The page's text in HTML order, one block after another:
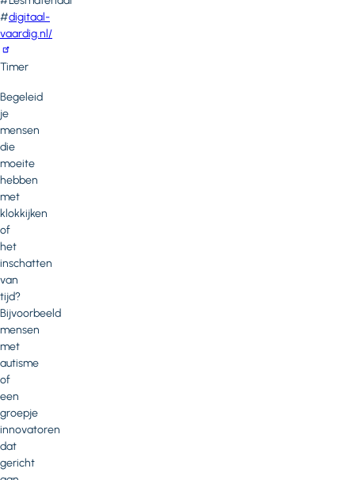
#digitaal-
vaardig.nl/
Timer
Begeleid
je
mensen
die
moeite
hebben
met
klokkijken
of
het
inschatten
van
tijd?
Bijvoorbeeld
mensen
met
autisme
of
een
groepje
innovatoren
dat
gericht